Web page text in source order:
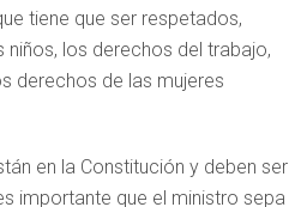
tiene que ser respetados,
los derechos del trabajo,
derechos de las mujeres
en la Constitución y deben ser
importante que el ministro sepa